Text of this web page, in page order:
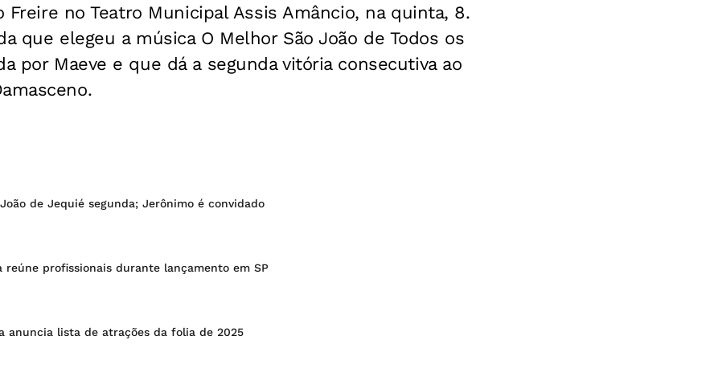
Freire no Teatro Municipal Assis Amâncio, na quinta, 8.
que elegeu a música O Melhor São João de Todos os
por Maeve e que dá a segunda vitória consecutiva ao
de Jequié segunda; Jerônimo é convidado
reúne profissionais durante lançamento em SP
anuncia lista de atrações da folia de 2025